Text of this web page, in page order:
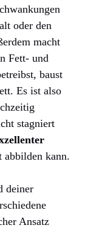
oder den
macht
Fett- und
baust
Es ist also
stagniert
abbilden kann.
deiner
Ansatz